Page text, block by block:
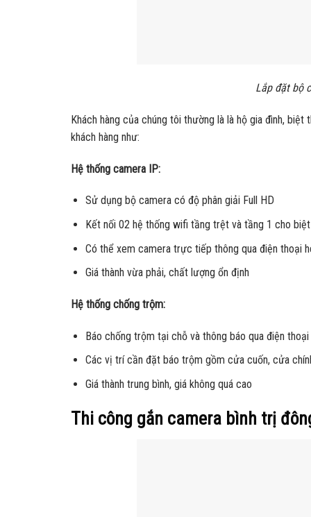
Lắp đặt bộ
Khách hàng của chúng tôi thường là là hộ gia đình,
khách hàng như:
Hệ thống camera IP:
Sử dụng bộ camera có độ phân giải Full HD
Kết nối 02 hệ thống wifi tầng trệt và tầng 1 cho
Có thể xem camera trực tiếp thông qua điện thoại
Giá thành vừa phải, chất lượng ổn định
Hệ thống chống trộm:
Báo chống trộm tại chỗ và thông báo qua điện thoại
Các vị trí cần đặt báo trộm gồm cửa cuốn, cửa
Giá thành trung bình, giá không quá cao
Thi công gắn camera bình trị